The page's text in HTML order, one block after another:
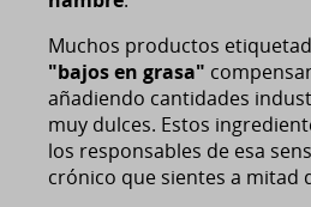
Muchos productos
"bajos en grasa"
añadiendo cantidades
muy dulces. Estos
los responsables de esa
crónico que sientes a mitad